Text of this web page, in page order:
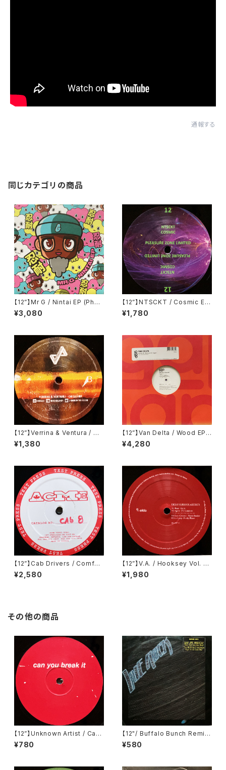
通報する
同じカテゴリの商品
【12”】Mr G / Nintai EP (Phoe
nix G.) (PG077)
¥3,080
【12”】NTSCKT / Cosmic EP
(Pleasure Zone Limited) (P
LZ012LTD)
¥1,780
【12”】Verrina & Ventura / Co
clea EP (Propaganda Reco
rds) (PR002)
¥1,380
【12”】Van Delta / Wood EP
(Groove Attack Production
s) (GAP 083)
¥4,280
【12”】Cab Drivers / Comfort
Inn EP (Cabinet Records)
(cab 8)
¥2,580
【12”】V.A. / Hooksey Vol. 3
(Eklo) (EKLO007.3)
¥1,980
その他の商品
【12”】Unknown Artist / Can
You Break It (LTD 004)
¥780
【12"/ Buffalo Bunch Remi
x】We In Music / Now That
Love Has Gone (We Rock
¥580